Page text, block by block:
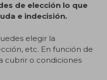
de elección lo que
e indecisión.
elegir la
etc. En función de
cubrir o condiciones